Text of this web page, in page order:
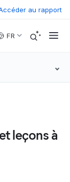
Wave™ :
au rapport
FR
leçons à